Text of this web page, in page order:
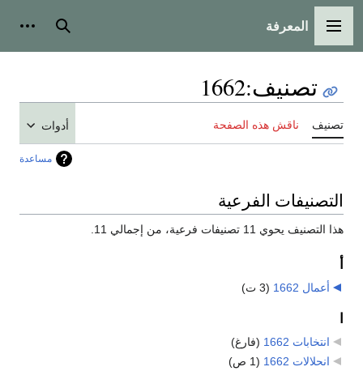
القائمة الرئيسية
المعرفة بحث
تصنيف:
1662
تصنيف ناقش هذه الصفحة أدوات
مساعدة
التصنيفات الفرعية
هذا التصنيف يحوي 11 تصنيفات فرعية، من إجمالي 11.
أعمال 1662 (3 ت)
انتخابات 1662
(فارغ)
انحلالات 1662
(1 ص)